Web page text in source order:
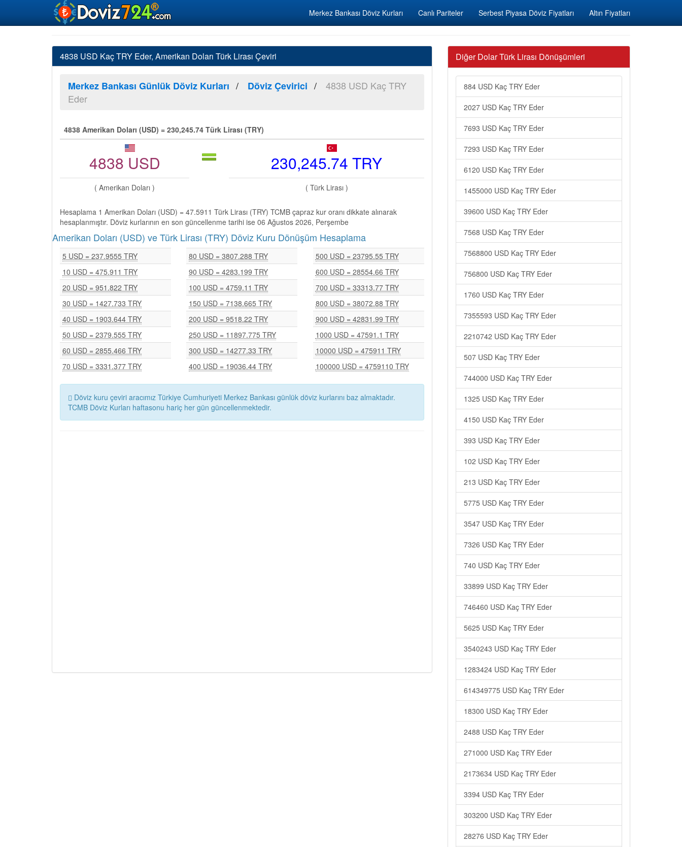
Merkez Bankası Döviz Kurları Canlı Pariteler Serbest Piyasa Döviz Fiyatları Altın Fiyatları
4838 USD Kaç TRY Eder, Amerikan Doları Türk Lirası Çeviri
Merkez Bankası Günlük Döviz Kurları Döviz Çevirici
4838 USD Kaç TRY
Eder
4838 Amerikan Doları (USD) = 230,245.74 Türk Lirası (TRY)
4838 USD 230,245.74 TRY
( Amerikan Doları ) ( Türk Lirası )
Hesaplama 1 Amerikan Doları (USD) = 47.5911 Türk Lirası (TRY) TCMB çapraz kur oranı dikkate alınarak
hesaplanmıştır. Döviz kurlarının en son güncellenme tarihi ise 06 Ağustos 2026, Perşembe
Amerikan Doları (USD) ve Türk Lirası (TRY) Döviz Kuru Dönüşüm Hesaplama
5 USD = 237.9555 TRY
10 USD = 475.911 TRY
20 USD = 951.822 TRY
30 USD = 1427.733 TRY
40 USD = 1903.644 TRY
50 USD = 2379.555 TRY
60 USD = 2855.466 TRY
70 USD = 3331.377 TRY
80 USD = 3807.288 TRY
90 USD = 4283.199 TRY
100 USD = 4759.11 TRY
150 USD = 7138.665 TRY
200 USD = 9518.22 TRY
250 USD = 11897.775 TRY
300 USD = 14277.33 TRY
400 USD = 19036.44 TRY
500 USD = 23795.55 TRY
600 USD = 28554.66 TRY
700 USD = 33313.77 TRY
800 USD = 38072.88 TRY
900 USD = 42831.99 TRY
1000 USD = 47591.1 TRY
10000 USD = 475911 TRY
100000 USD = 4759110 TRY
Döviz kuru çeviri aracımız Türkiye Cumhuriyeti Merkez Bankası günlük döviz kurlarını baz almaktadır.
TCMB Döviz Kurları haftasonu hariç her gün güncellenmektedir.
Diğer Dolar Türk Lirası Dönüşümleri
884 USD Kaç TRY Eder
2027 USD Kaç TRY Eder
7693 USD Kaç TRY Eder
7293 USD Kaç TRY Eder
6120 USD Kaç TRY Eder
1455000 USD Kaç TRY Eder
39600 USD Kaç TRY Eder
7568 USD Kaç TRY Eder
7568800 USD Kaç TRY Eder
756800 USD Kaç TRY Eder
1760 USD Kaç TRY Eder
7355593 USD Kaç TRY Eder
2210742 USD Kaç TRY Eder
507 USD Kaç TRY Eder
744000 USD Kaç TRY Eder
1325 USD Kaç TRY Eder
4150 USD Kaç TRY Eder
393 USD Kaç TRY Eder
102 USD Kaç TRY Eder
213 USD Kaç TRY Eder
5775 USD Kaç TRY Eder
3547 USD Kaç TRY Eder
7326 USD Kaç TRY Eder
740 USD Kaç TRY Eder
33899 USD Kaç TRY Eder
746460 USD Kaç TRY Eder
5625 USD Kaç TRY Eder
3540243 USD Kaç TRY Eder
1283424 USD Kaç TRY Eder
614349775 USD Kaç TRY Eder
18300 USD Kaç TRY Eder
2488 USD Kaç TRY Eder
271000 USD Kaç TRY Eder
2173634 USD Kaç TRY Eder
3394 USD Kaç TRY Eder
303200 USD Kaç TRY Eder
28276 USD Kaç TRY Eder